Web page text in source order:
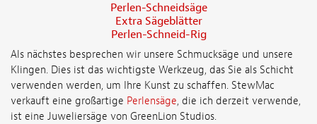
Perlen-Schneidsäge
Extra Sägeblätter
Perlen-Schneid-Rig
Als nächstes besprechen wir unsere Schmucksäge und unsere
Klingen. Dies ist das wichtigste Werkzeug, das Sie als Schicht
verwenden werden, um Ihre Kunst zu schaffen. StewMac
verkauft eine großartige Perlensäge, die ich derzeit verwende,
ist eine Juweliersäge von GreenLion Studios.